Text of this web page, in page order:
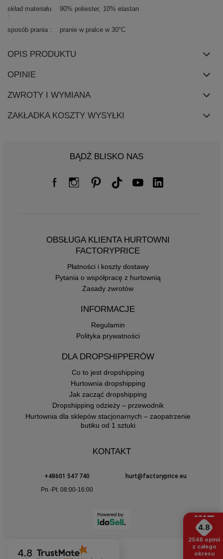
skład materiału 90% poliester 10% elastan
sposób prania pranie w pralce w 30°C
OPIS PRODUKTU
OPINIE
ZWROTY I WYMIANA
ZAKŁADKA KOSZTY WYSYŁKI
BĄDŹ BLISKO NAS
OBSŁUGA KLIENTA HURTOWNI
FACTORYPRICE
Płatności i koszty dostawy
Pytania o współpracę z hurtownią
Zasady zwrotów
INFORMACJE
Regulamin
Polityka prywatności
DLA DROPSHIPPERÓW
Co to jest dropshipping
Hurtownia dropshipping
Jak zacząć dropshipping
Dropshipping odzieży – przewodnik
Hurtownia dla sklepów stacjonarnych – zaopatrzenie
butiku od 1 sztuki
KONTAKT
+48601 547 740
hurt@factoryprice.eu
Pn.-Pt. 08:00-16:00
4.8
4.8
2548 opinii
z całego
okresu